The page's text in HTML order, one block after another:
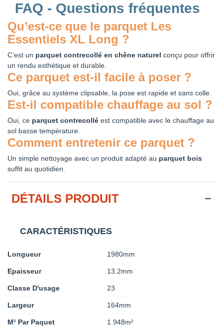
FAQ - Questions fréquentes
Qu’est-ce que le parquet Les
Essentiels XL Long ?
C’est un parquet contrecollé en chêne naturel conçu pour offrir
un rendu esthétique et durable.
Ce parquet est-il facile à poser ?
Oui, grâce au système clipsable, la pose est rapide et sans colle.
Est-il compatible chauffage au sol ?
Oui, ce parquet contrecollé est compatible avec le chauffage au
sol basse température.
Comment entretenir ce parquet ?
Un simple nettoyage avec un produit adapté au parquet bois
suffit au quotidien.
DÉTAILS PRODUIT
CARACTÉRISTIQUES
Longueur 1980mm
Epaisseur 13.2mm
Classe D'usage 23
Largeur 164mm
M² Par Paquet 1.948m²